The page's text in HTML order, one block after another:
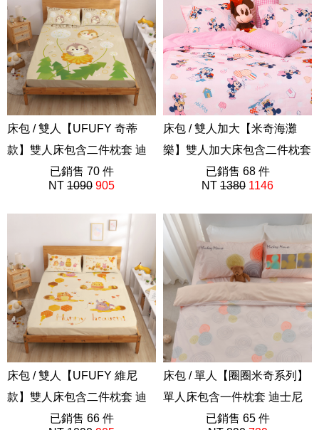
床包 / 雙人【UFUFY 奇蒂
款】雙人床包含二件枕套 迪
士尼 Disney 奇奇蒂蒂
已銷售 70 件
NT 1090 905
床包 / 雙人加大【米奇海灘
樂】雙人加大床包含二件枕套
ABE201
已銷售 68 件
NT 1380 1146
床包 / 雙人【UFUFY 維尼
款】雙人床包含二件枕套 迪
士尼 Disney 小熊維尼
已銷售 66 件
床包 / 單人【圈圈米奇系列】
單人床包含一件枕套 迪士尼
已銷售 65 件